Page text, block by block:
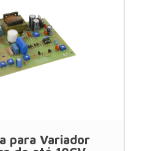
para Variador